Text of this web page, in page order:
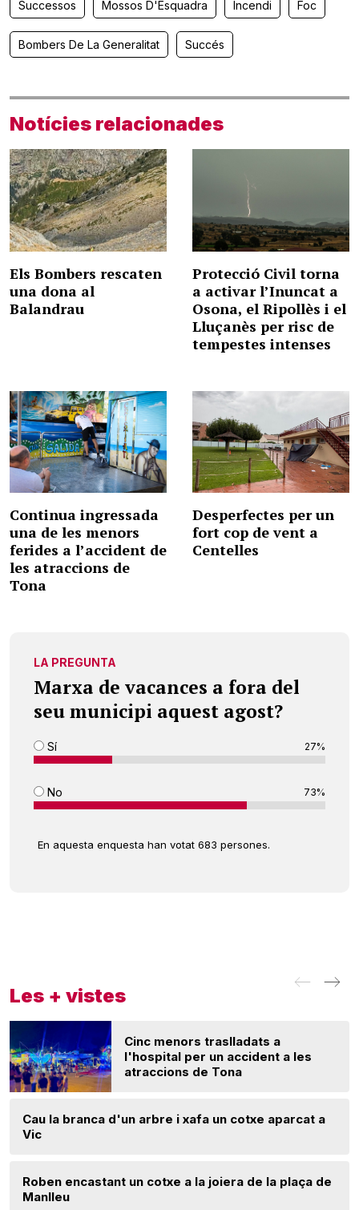
Successos Mossos D'Esquadra Incendi Foc
Bombers De La Generalitat Succés
Notícies relacionades
Els Bombers rescaten
una dona al
Balandrau
Protecció Civil torna
a activar l’Inuncat a
Osona, el Ripollès i el
Lluçanès per risc de
tempestes intenses
Continua ingressada
una de les menors
ferides a l’accident de
les atraccions de
Tona
Desperfectes per un
fort cop de vent a
Centelles
LA PREGUNTA
Marxa de vacances a fora del
seu municipi aquest agost?
Sí 27%
No 73%
En aquesta enquesta han votat 683 persones.
Les + vistes
Cinc menors traslladats a
l'hospital per un accident a les
atraccions de Tona
Cau la branca d'un arbre i xafa un cotxe aparcat a
Vic
Roben encastant un cotxe a la joiera de la plaça de
Manlleu